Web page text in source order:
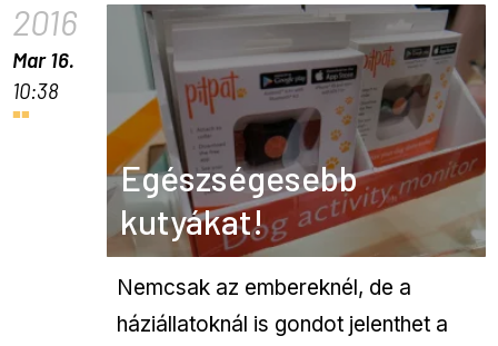
2016
Mar 16.
10:38
Egészségesebb
kutyákat!
Nemcsak az embereknél, de a
háziállatoknál is gondot jelenthet a